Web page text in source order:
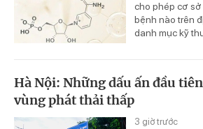
cho phép cơ
bệnh nào trên
danh mục kỹ
Hà Nội: Những dấu ấn đầu
vùng phát thải thấp
3 giờ trước